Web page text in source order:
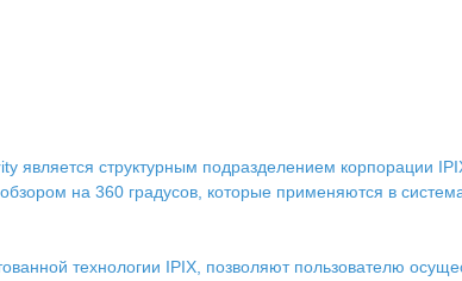
является структурным подразделением корпорации
на 360 градусов, которые применяются в
технологии IPIX, позволяют пользователю